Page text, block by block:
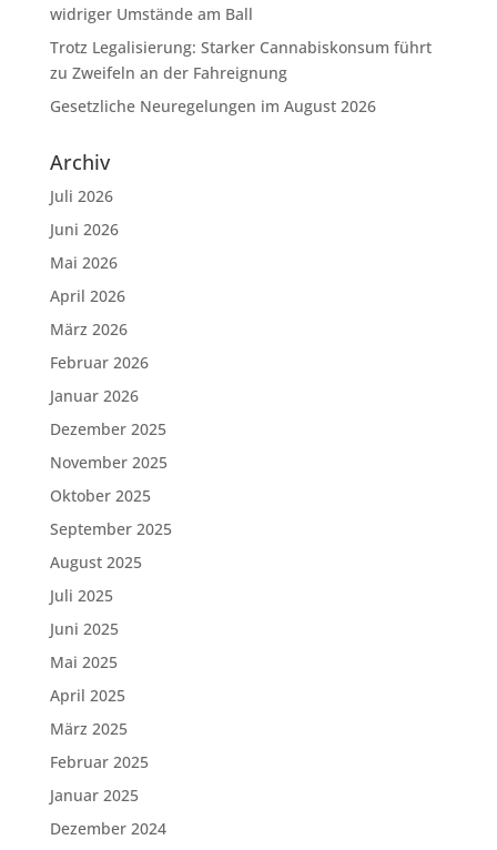
widriger Umstände am Ball
Trotz Legalisierung: Starker Cannabiskonsum führt
zu Zweifeln an der Fahreignung
Gesetzliche Neuregelungen im August 2026
Archiv
Juli 2026
Juni 2026
Mai 2026
April 2026
März 2026
Februar 2026
Januar 2026
Dezember 2025
November 2025
Oktober 2025
September 2025
August 2025
Juli 2025
Juni 2025
Mai 2025
April 2025
März 2025
Februar 2025
Januar 2025
Dezember 2024